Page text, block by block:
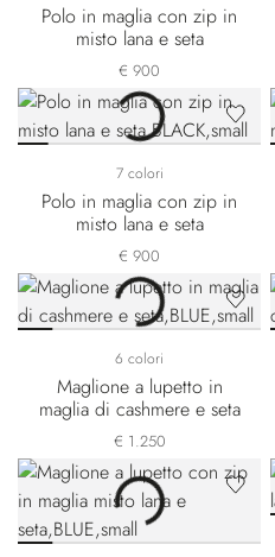
Polo in maglia con zip in
misto lana e seta
€ 900
7 colori
Polo in maglia con zip in
misto lana e seta
€ 900
6 colori
Maglione a lupetto in
maglia di cashmere e seta
€ 1.250